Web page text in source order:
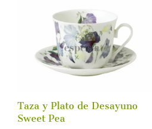
Taza y Plato de Desayuno
Sweet Pea